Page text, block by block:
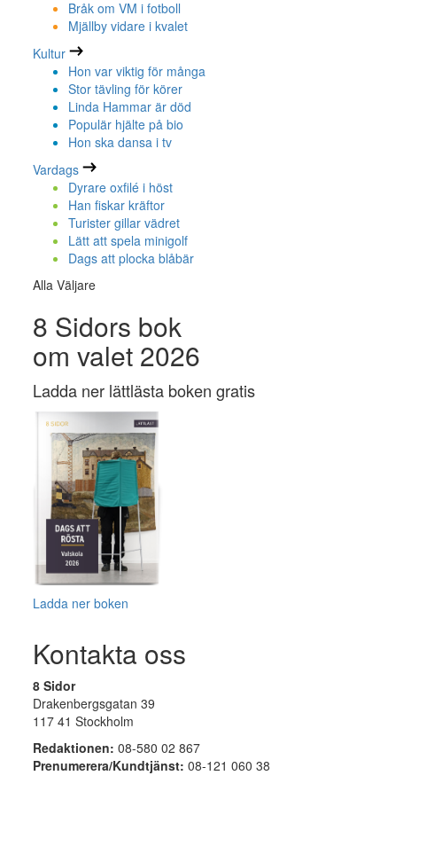
Bråk om VM i fotboll
Mjällby vidare i kvalet
Kultur
Hon var viktig för många
Stor tävling för körer
Linda Hammar är död
Populär hjälte på bio
Hon ska dansa i tv
Vardags
Dyrare oxfilé i höst
Han fiskar kräftor
Turister gillar vädret
Lätt att spela minigolf
Dags att plocka blåbär
Alla Väljare
8 Sidors bok
om valet 2026
Ladda ner lättlästa boken gratis
Ladda ner boken
Kontakta oss
8 Sidor
Drakenbergsgatan 39
117 41 Stockholm
Redaktionen: 08-580 02 867
Prenumerera/Kundtjänst: 08-121 060 38